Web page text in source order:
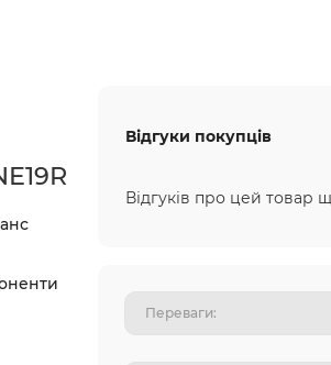
Відгуки покупців
Відгуків про цей товар